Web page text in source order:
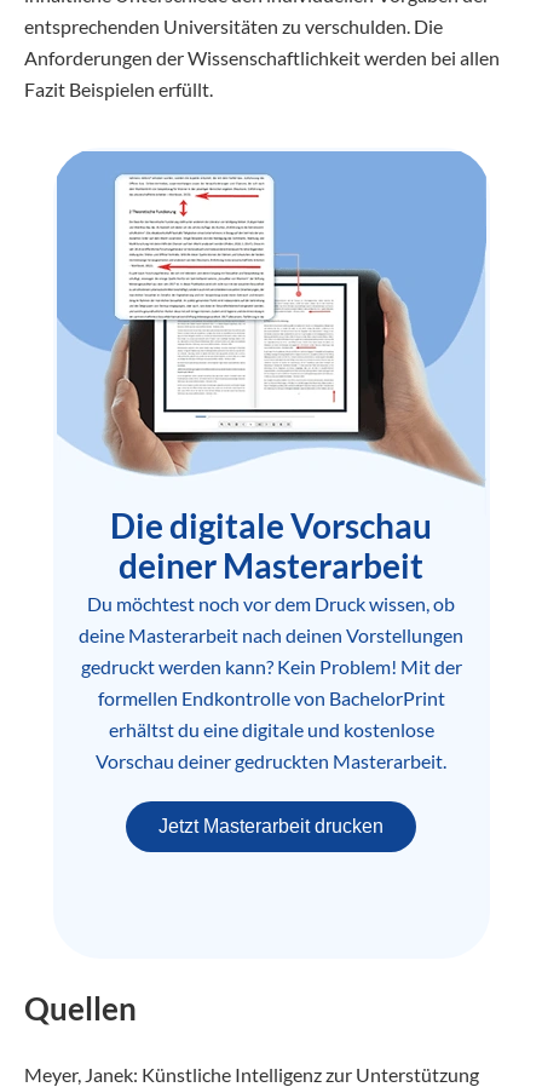
entsprechenden Universitäten zu verschulden. Die
Anforderungen der Wissenschaftlichkeit werden bei allen
Fazit Beispielen erfüllt.
Die digitale Vorschau
deiner Masterarbeit
Du möchtest noch vor dem Druck wissen, ob
deine Masterarbeit nach deinen Vorstellungen
gedruckt werden kann? Kein Problem! Mit der
formellen Endkontrolle von BachelorPrint
erhältst du eine digitale und kostenlose
Vorschau deiner gedruckten Masterarbeit.
Jetzt Masterarbeit drucken
Quellen
Meyer, Janek: Künstliche Intelligenz zur Unterstützung